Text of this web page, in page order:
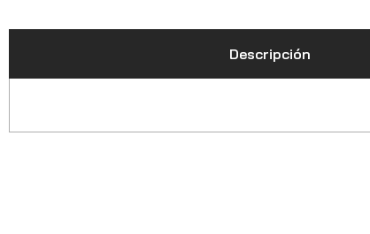
Descripción